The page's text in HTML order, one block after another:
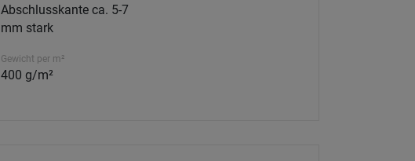
Abschlusskante ca. 5-7
mm stark
Gewicht per m²
400 g/m²